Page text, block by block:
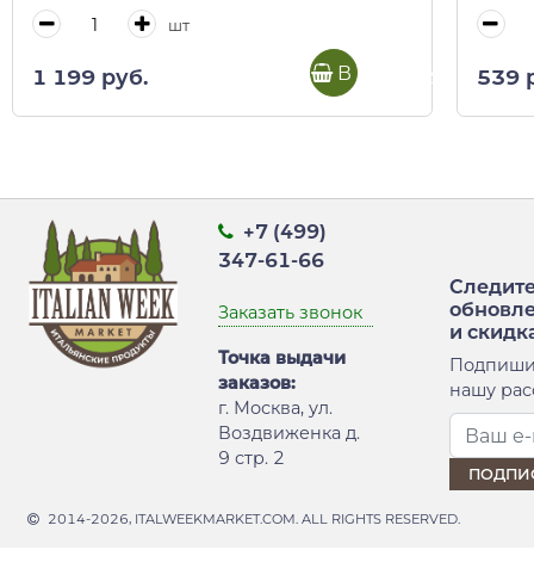
шт
1 199 руб. В корзину 539
+7 (499)
347-61-66
Заказать звонок
Точка выдачи
заказов:
г. Москва, ул.
Воздвиженка д.
9 стр. 2
и
нашу
2014-2026, ITALWEEKMARKET.COM. ALL RIGHTS RESERVED.